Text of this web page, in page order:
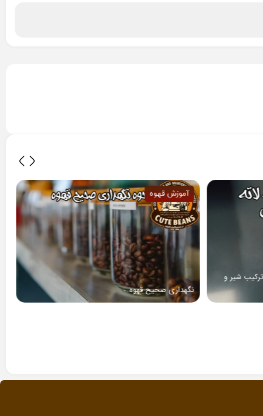
آموزش قهوه
نگهداری صحیح قهوه
آموزش قهوه
فال قهوه چیست؟ |